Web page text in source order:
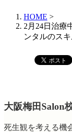
HOME >
2月24日治療
ンタルのス
大阪梅田Salon
死生観を考える機